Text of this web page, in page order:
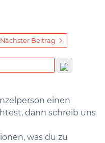
Nächster Beitrag
einen
dann schreib uns
was du zu